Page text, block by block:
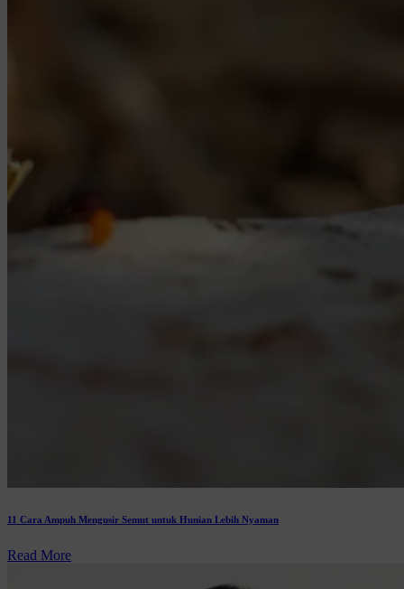
11 Cara Ampuh Mengusir Semut untuk Hunian Lebih Nyaman
Read More